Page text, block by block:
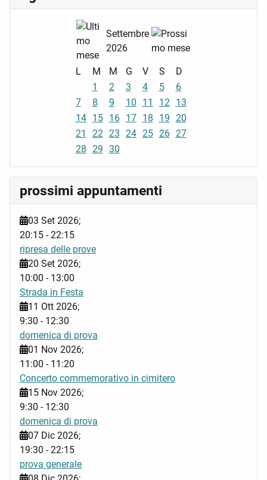
Settembre
2026
L M M G V S
D
1
2 3 4 5
6
7
8 9 10 11 12
13
14
15 16 17 18 19 20
21
22 23 24 25 26 27
28 29 30
prossimi appuntamenti
03 Set 2026;
20:15 -22:15
ripresa delle prove
20 Set 2026;
10:00 - 13:00
Strada in Festa
11 Ott 2026;
9:30 - 12:30
domenica di prova
01 Nov 2026;
11:00 - 11:20
Concerto commemorativo in cimitero
15 Nov 2026;
9:30 - 12:30
domenica di prova
07 Dic 2026;
19:30 -22:15
prova generale